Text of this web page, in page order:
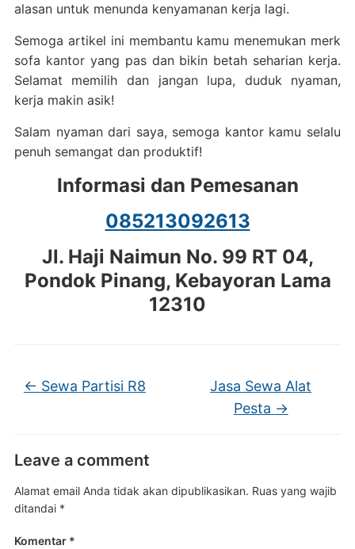
alasan untuk menunda kenyamanan kerja lagi.
Semoga artikel ini membantu kamu menemukan merk
sofa kantor yang pas dan bikin betah seharian kerja.
Selamat memilih dan jangan lupa, duduk nyaman,
kerja makin asik!
Salam nyaman dari saya, semoga kantor kamu selalu
penuh semangat dan produktif!
Informasi dan Pemesanan
085213092613
Jl. Haji Naimun No. 99 RT 04,
Pondok Pinang, Kebayoran Lama
12310
← Sewa Partisi R8
Jasa Sewa Alat
Pesta →
Leave a comment
Alamat email Anda tidak akan dipublikasikan. Ruas yang wajib
ditandai *
Komentar *